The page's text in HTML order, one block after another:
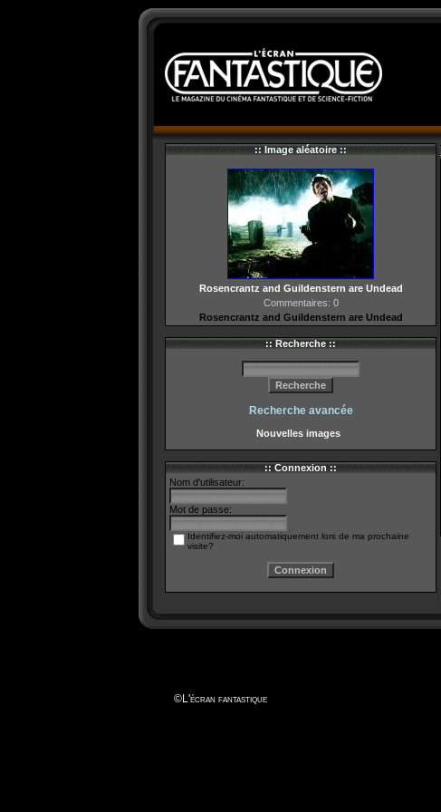
:: Image aléatoire ::
Rosencrantz and Guildenstern are Undead
Commentaires: 0
Rosencrantz and Guildenstern are Undead
:: Recherche ::
Recherche avancée
Nouvelles images
:: Connexion ::
Nom d'utilisateur:
Mot de passe:
Identifiez-moi automatiquement lors de ma prochaine
visite?
©L'écran fantastique